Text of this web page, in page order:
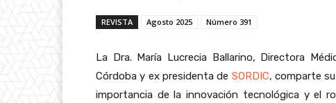
REVISTA Agosto 2025 Número 391
La Dra. María Lucrecia Ballarino, Directora
Córdoba y ex presidenta de SORDIC, comparte
importancia de la innovación tecnológica y el